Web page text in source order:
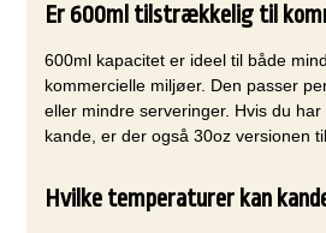
Er 600ml tilstrækkelig til
600ml kapacitet er ideel til både
kommercielle miljøer. Den passer
eller mindre serveringer. Hvis du
kande, er der også 30oz versionen
Hvilke temperaturer kan